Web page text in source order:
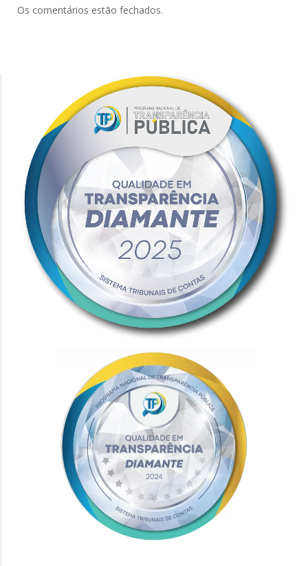
Os comentários estão fechados.